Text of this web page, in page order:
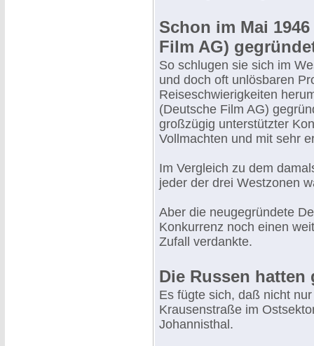
Schon im Mai
Film AG)
So schlugen sie sich im
und doch oft unlösbaren
Reiseschwierigkeiten
(Deutsche Film AG)
großzügig unterstützter
Vollmachten und mit sehr
Im Vergleich zu dem
jeder der drei Westzonen
Aber die neugegründete
Konkurrenz noch einen
Zufall verdankte.
Die Russen
Es fügte sich, daß nicht
Krausenstraße im
Johannisthal.